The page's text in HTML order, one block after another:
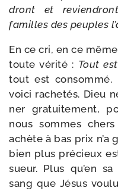
dront et
familles des peuples
En ce cri, en ce
toute véri­té : Tout
tout est consom­mé.
voi­ci rache­tés. Dieu
ner gra­tui­te­ment,
nous sommes
achète à bas prix
bien plus pré­cieux
sueur. Plus qu’en
sang que Jésus